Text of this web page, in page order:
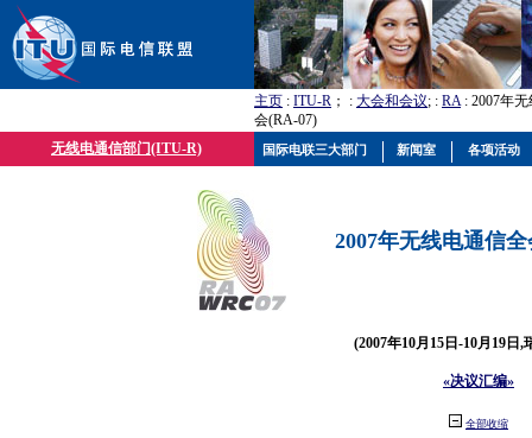
主页 : ITU-R ； : 大会和会议; : RA: 2007年
会(RA-07)
无线电通信部门(ITU-R)
2007年无线电通信
(2007年10月15日-10月19日,
«决议汇编»
全部收缩
国际电联三大部门 新闻室 各项活动